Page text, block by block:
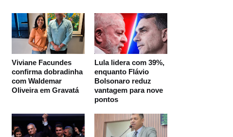
Viviane Facundes
confirma dobradinha
com Waldemar
Oliveira em Gravatá
Lula lidera com 39%,
enquanto Flávio
Bolsonaro reduz
vantagem para nove
pontos